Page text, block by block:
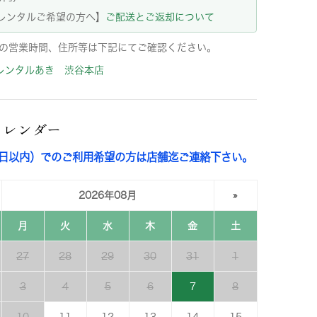
ンタルご希望の方へ】
ご配送とご返却について
営業時間、住所等は下記にてご確認ください。
ンタルあき 渋谷本店
ンダー
以内）でのご利用希望の方は店舗迄ご連絡下さい。
2026年08月 »
月 火 水 木 金 土
27 28 29 30 31 1
3 4 5 6 7 8